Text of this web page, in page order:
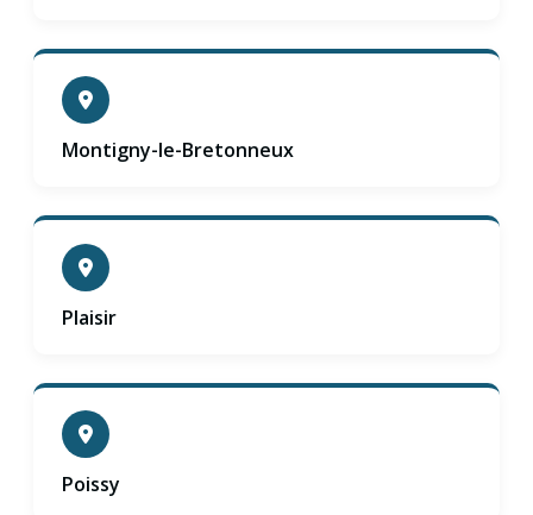
Montigny-le-Bretonneux
Plaisir
Poissy